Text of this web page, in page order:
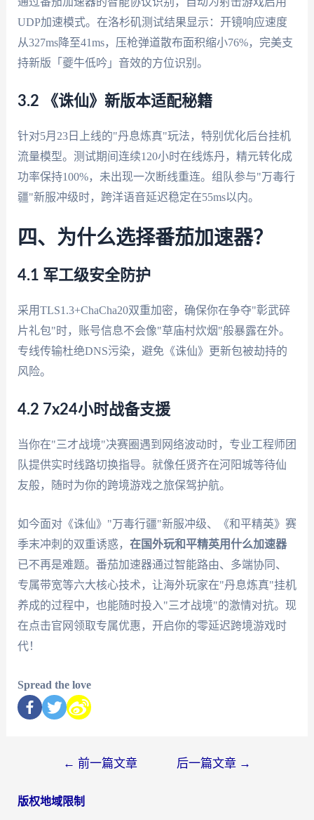
UDP加速模式。在洛杉矶测试结果显示：开镜响应速度
从327ms降至41ms，压枪弹道散布面积缩小76%，完美支
持新版「夔牛低吟」音效的方位识别。
3.2 《诛仙》新版本适配秘籍
针对5月23日上线的"丹息炼真"玩法，特别优化后台挂机
流量模型。测试期间连续120小时在线炼丹，精元转化成
功率保持100%，未出现一次断线重连。组队参与"万毒行
疆"新服冲级时，跨洋语音延迟稳定在55ms以内。
四、为什么选择番茄加速器？
4.1 军工级安全防护
采用TLS1.3+ChaCha20双重加密，确保你在争夺"彰武碎
片礼包"时，账号信息不会像"草庙村炊烟"般暴露在外。
专线传输杜绝DNS污染，避免《诛仙》更新包被劫持的
风险。
4.2 7x24小时战备支援
当你在"三才战境"决赛圈遇到网络波动时，专业工程师团
队提供实时线路切换指导。就像任贤齐在河阳城等待仙
友般，随时为你的跨境游戏之旅保驾护航。
如今面对《诛仙》"万毒行疆"新服冲级、《和平精英》赛
季末冲刺的双重诱惑， 在国外玩和平精英用什么加速器
已不再是难题。番茄加速器通过智能路由、多端协同、
专属带宽等六大核心技术，让海外玩家在"丹息炼真"挂机
养成的过程中，也能随时投入"三才战境"的激情对抗。现
在点击官网领取专属优惠，开启你的零延迟跨境游戏时
代！
Spread the love
← 前一篇文章 后一篇文章 →
版权地域限制